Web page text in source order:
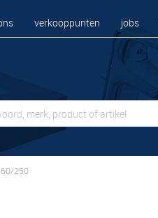
verkooppunten jobs
250